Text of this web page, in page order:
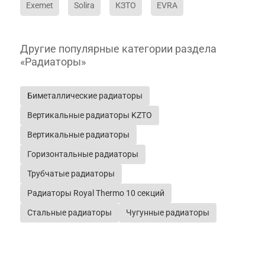
Exemet Solira КЗТО EVRA
Другие популярные категории раздела
«Радиаторы»
Биметаллические радиаторы
Вертикальные радиаторы KZTO
Вертикальные радиаторы
Горизонтальные радиаторы
Трубчатые радиаторы
Радиаторы Royal Thermo 10 секций
Стальные радиаторы Чугунные радиаторы